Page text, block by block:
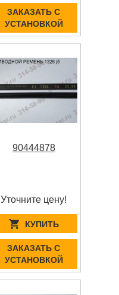
ЗАКАЗАТЬ С
УСТАНОВКОЙ
90444878
Уточните цену!
КУПИТЬ
ЗАКАЗАТЬ С
УСТАНОВКОЙ